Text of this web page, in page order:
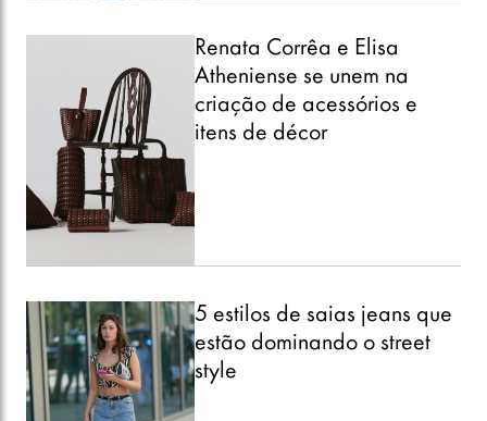
Renata Corrêa e Elisa
Atheniense se unem na
criação de acessórios e
itens de décor
5 estilos de saias jeans que
estão dominando o street
style